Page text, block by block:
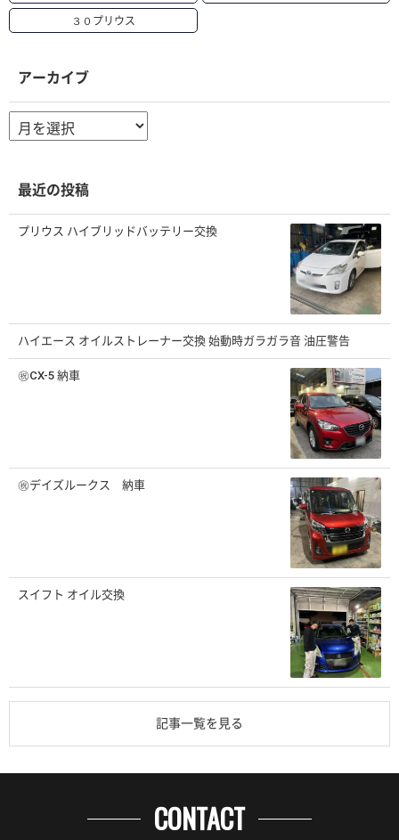
３０プリウス
アーカイブ
ー
ブ
最近の投稿
プリウス ハイブリッドバッテリー交換
ハイエース オイルストレーナー交換 始動時ガラガラ音 油圧警告
㊗️CX-5 納車
㊗️デイズルークス 納車
スイフト オイル交換
記事一覧を見る
CONTACT